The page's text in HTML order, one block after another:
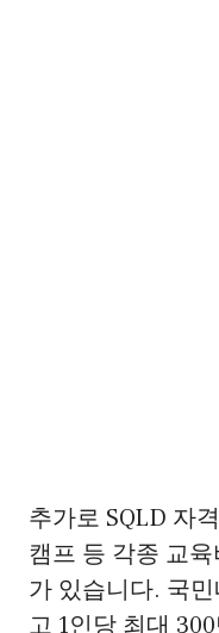
추가로 SQLD 자
캠프 등 각종 교
가 있습니다. 국
고 1인당 최대